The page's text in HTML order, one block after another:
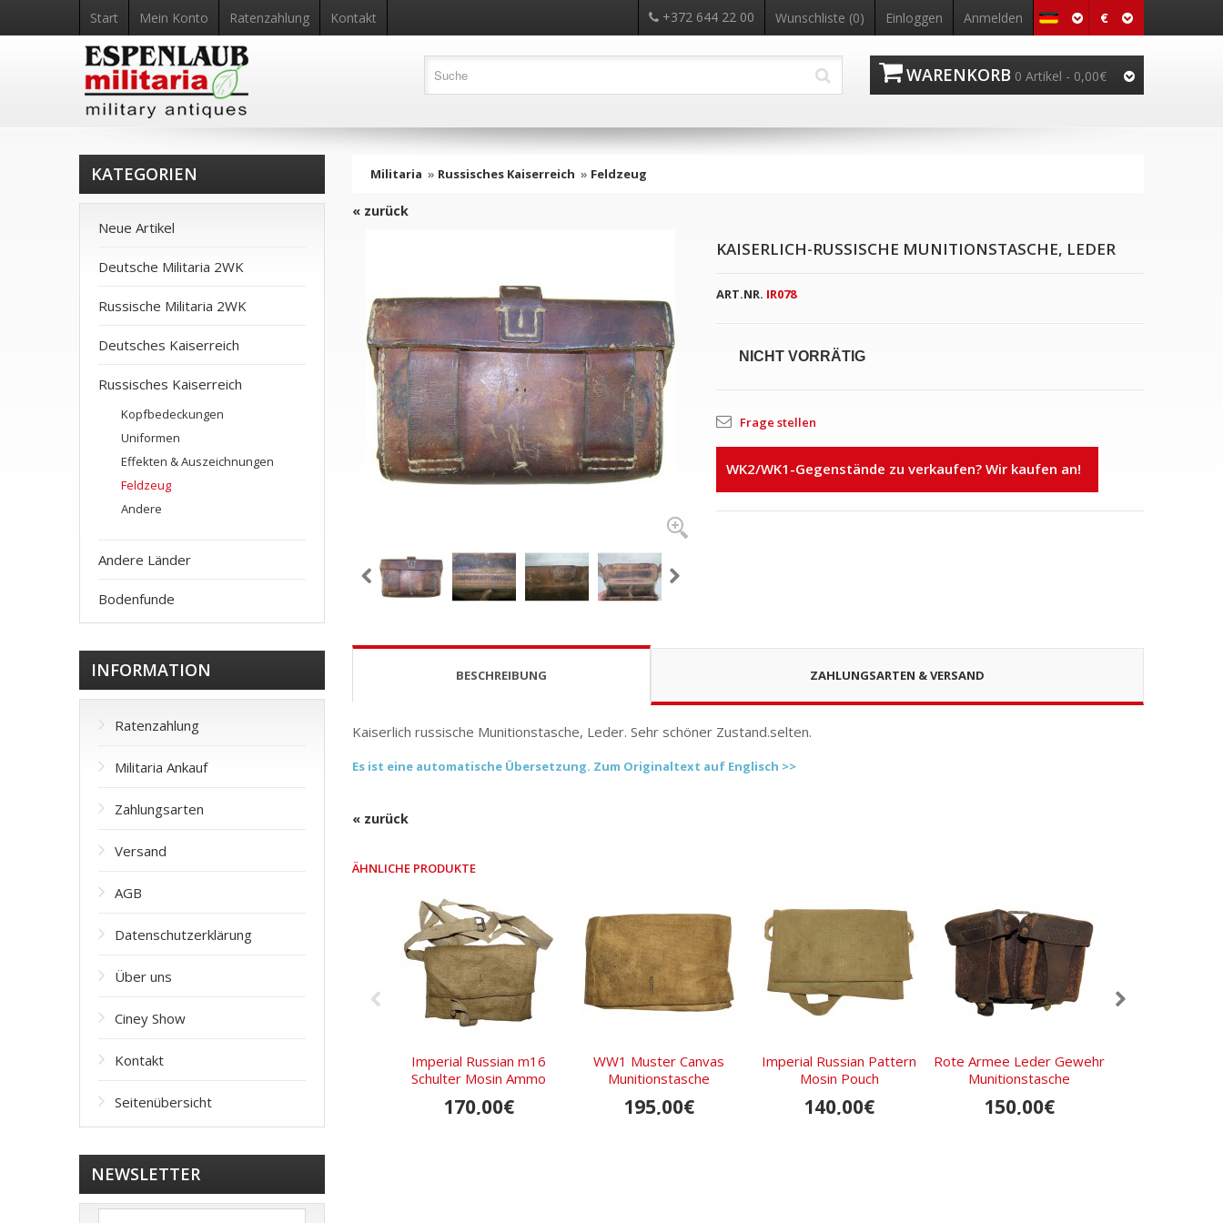
€
Start Mein Konto Ratenzahlung Kontakt +372 644 22 00 Wunschliste (0) Einloggen Anmelden
WARENKORB 0 Artikel - 0,00€
Militaria » Russisches Kaiserreich » Feldzeug
« zurück
KAISERLICH-RUSSISCHE MUNITIONSTASCHE, LEDER
ART.NR. IR078
NICHT VORRÄTIG
Frage stellen
WK2/WK1-Gegenstände zu verkaufen? Wir kaufen an!
BESCHREIBUNG ZAHLUNGSARTEN & VERSAND
Kaiserlich russische Munitionstasche, Leder. Sehr schöner Zustand.selten.
Es ist eine automatische Übersetzung. Zum Originaltext auf Englisch >>
« zurück
ÄHNLICHE PRODUKTE
Imperial Russian m16
Schulter Mosin Ammo
Pouch
170,00€
WW1 Muster Canvas
Munitionstasche
195,00€
Imperial Russian Pattern
Mosin Pouch
140,00€
Rote Armee Leder Gewehr
Munitionstasche
150,00€
KATEGORIEN
Neue Artikel
Deutsche Militaria 2WK
Russische Militaria 2WK
Deutsches Kaiserreich
Russisches Kaiserreich
Kopfbedeckungen
Uniformen
Effekten & Auszeichnungen
Feldzeug
Andere
Andere Länder
Bodenfunde
INFORMATION
Ratenzahlung
Militaria Ankauf
Zahlungsarten
Versand
AGB
Datenschutzerklärung
Über uns
Ciney Show
Kontakt
Seitenübersicht
NEWSLETTER